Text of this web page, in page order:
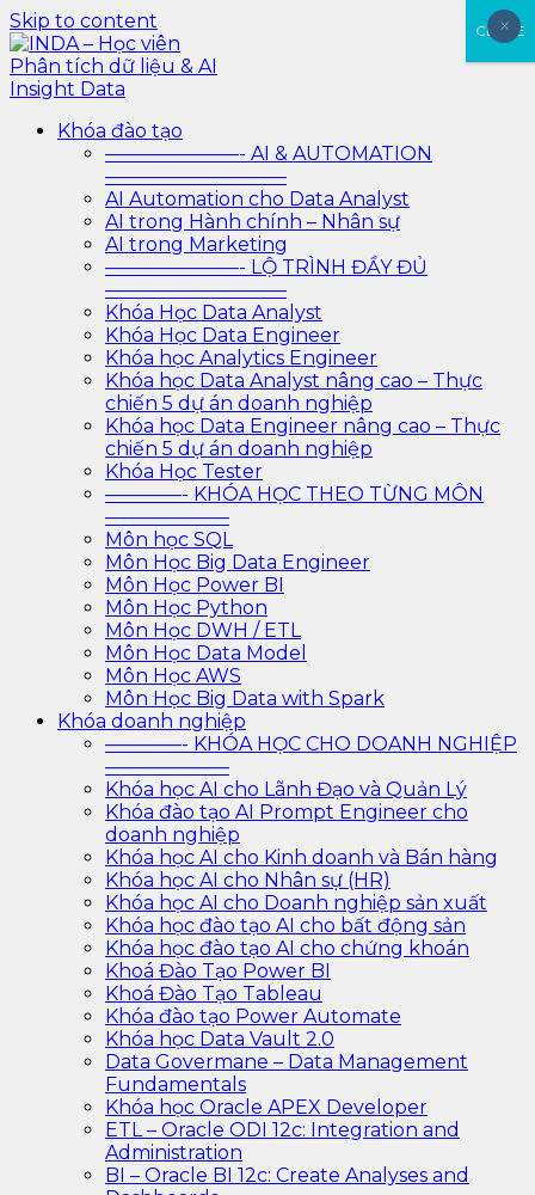
Skip to content
INDA – Học viên Phân tích dữ liệu & AI Insight Data
INDA – Học viện Đào tạo phân tích dữ liệu & AI chuyên
sâu cho ngành ngân hàng – bảo hiểm – chứng khoán
và doanh nghiệp với các project thực tế, cá nhân hóa
lộ trình với AI
Khóa đào tạo
———————- AI & AUTOMATION
—————————–
AI Automation cho Data Analyst
AI trong Hành chính – Nhân sự
AI trong Marketing
———————- LỘ TRÌNH ĐẦY ĐỦ
—————————–
Khóa Học Data Analyst
Khóa Học Data Engineer
Khóa học Analytics Engineer
Khóa học Data Analyst nâng cao – Thực
chiến 5 dự án doanh nghiệp
Khóa học Data Engineer nâng cao – Thực
chiến 5 dự án doanh nghiệp
Khóa Học Tester
————- KHÓA HỌC THEO TỪNG MÔN
——————–
Môn học SQL
Môn Học Big Data Engineer
Môn Học Power BI
Môn Học Python
Môn Học DWH / ETL
Môn Học Data Model
Môn Học AWS
Môn Học Big Data with Spark
Khóa doanh nghiệp
————- KHÓA HỌC CHO DOANH NGHIỆP
——————–
Khóa học AI cho Lãnh Đạo và Quản Lý
Khóa đào tạo AI Prompt Engineer cho
doanh nghiệp
Khóa học AI cho Kinh doanh và Bán hàng
Khóa học AI cho Nhân sự (HR)
Khóa học AI cho Doanh nghiệp sản xuất
Khóa học đào tạo AI cho bất động sản
Khóa học đào tạo AI cho chứng khoán
Khoá Đào Tạo Power BI
Khoá Đào Tạo Tableau
Khóa đào tạo Power Automate
Khóa học Data Vault 2.0
Data Govermane – Data Management
Fundamentals
Khóa học Oracle APEX Developer
ETL – Oracle ODI 12c: Integration and
Administration
BI – Oracle BI 12c: Create Analyses and
×
CLOSE
×